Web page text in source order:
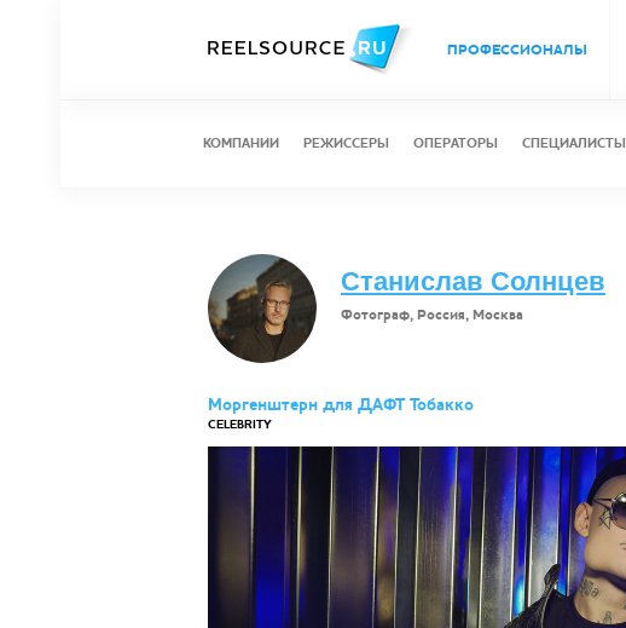
ПРОФЕССИОНАЛЫ
КОМПАНИИ РЕЖИССЕРЫ ОПЕРАТОРЫ СПЕЦИАЛИСТЫ
Станислав Солнцев
Фотограф, Россия, Москва
Моргенштерн для ДАФТ Тобакко
CELEBRITY